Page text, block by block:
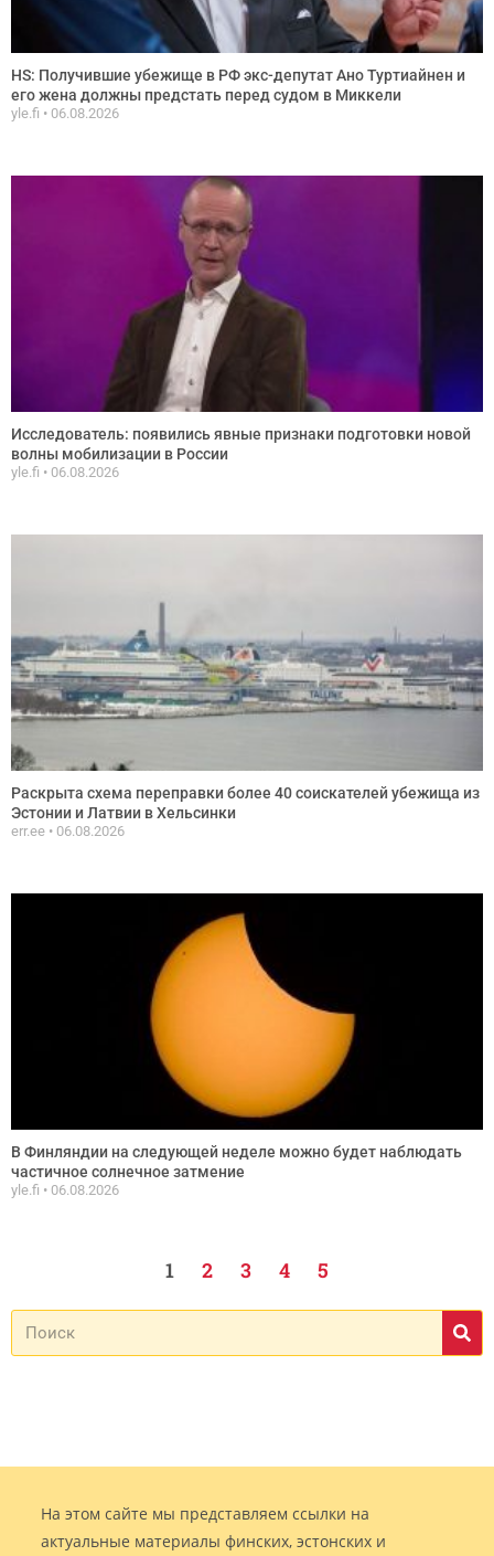
HS: Получившие убежище в РФ экс-депутат Ано Туртиайнен и
его жена должны предстать перед судом в Миккели
yle.fi 06.08.2026
Исследователь: появились явные признаки подготовки новой
волны мобилизации в России
yle.fi 06.08.2026
Раскрыта схема переправки более 40 соискателей убежища из
Эстонии и Латвии в Хельсинки
err.ee 06.08.2026
В Финляндии на следующей неделе можно будет наблюдать
частичное солнечное затмение
yle.fi 06.08.2026
1 2 3 4 5
На этом сайте мы представляем ссылки на
актуальные материалы финских, эстонских и